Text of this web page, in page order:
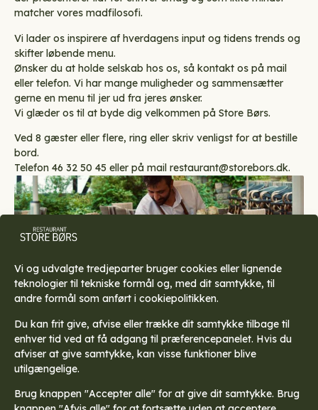
Vi og udvalgte tredjeparter bruger cookies eller lignende
teknologier til tekniske formål og, med dit samtykke, til
andre formål som anført i cookiepolitikken.
Du kan frit give, afvise eller trække dit samtykke tilbage til
enhver tid ved at få adgang til præferencepanelet. Hvis du
afviser at give samtykke, kan visse funktioner blive
utilgængelige.
Brug knappen "Accepter alle" for at give dit samtykke. Brug
matcher vores madfilosofi.
Vi lader os inspirere af hverdagens input og tidens trends og
skifter løbende menu.
Ønsker du at holde selskab hos os, så kontakt os på mail
eller telefon. Vi har mange muligheder og sammensætter
gerne en menu til jer ud fra jeres ønsker.
Vi glæder os til at byde dig velkommen på Store Børs.
Ved 8 gæster eller flere, ring eller skriv venligst for at bestille
bord.
Telefon 46 32 50 45 eller på mail restaurant@storebors.dk.
Generel information